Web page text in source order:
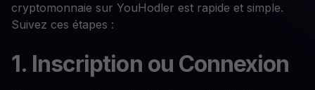
cryptomonnaie sur YouHodler est rapide et simple.
Suivez ces étapes :
1. Inscription ou Connexion